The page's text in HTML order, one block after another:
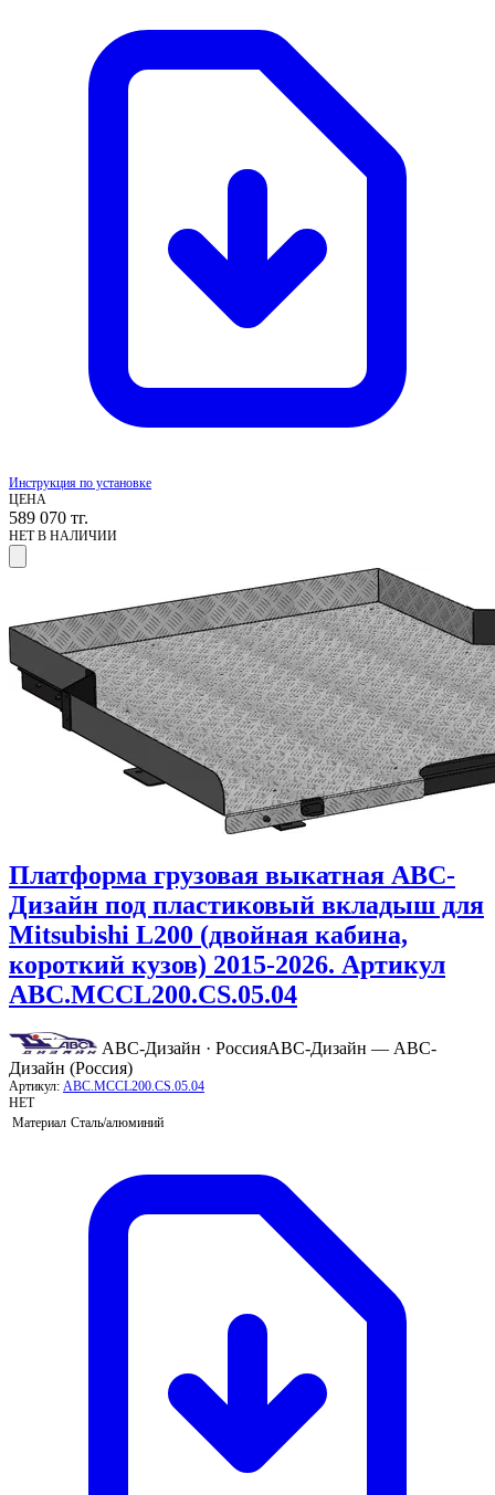
Инструкция по установке
ЦЕНА
589 070 тг.
НЕТ В НАЛИЧИИ
Платформа грузовая выкатная АВС-
Дизайн под пластиковый вкладыш для
Mitsubishi L200 (двойная кабина,
короткий кузов) 2015-2026. Артикул
ABC.MCCL200.CS.05.04
АВС-Дизайн · РоссияАВС-Дизайн — АВС-
Дизайн (Россия)
Артикул: ABC.MCCL200.CS.05.04
НЕТ
Материал Сталь/алюминий